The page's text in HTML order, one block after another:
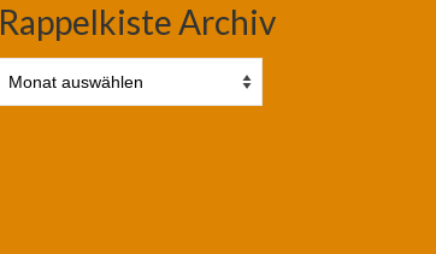
Rappelkiste Archiv
Archiv